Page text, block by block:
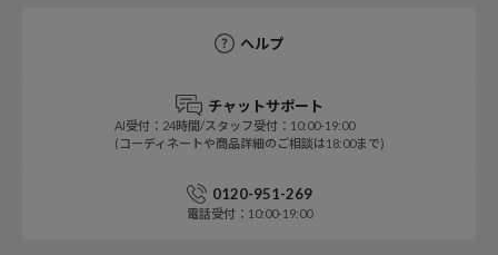
ヘルプ
チャットサポート
AI受付：24時間/スタッフ受付：10:00-19:00
(コーディネートや商品詳細のご相談は18:00まで)
0120-951-269
電話受付：10:00-19:00